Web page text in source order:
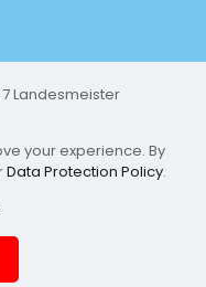
All Rights Reserved |
your experience. By
Data Protection Policy.